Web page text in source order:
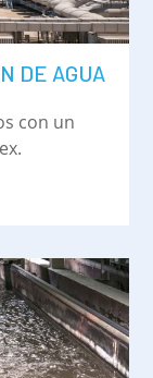
DE AGUA
con un